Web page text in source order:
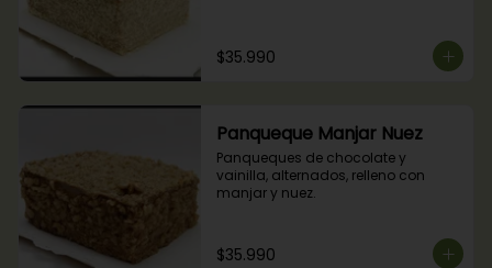
$35.990
Panqueque Manjar Nuez
Panqueques de chocolate y
vainilla, alternados, relleno con
manjar y nuez.
$35.990